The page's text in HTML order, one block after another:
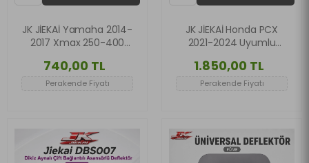
JK JİEKAİ Yamaha 2014-
2017 Xmax 250-400
(Siyah)
740,00 TL
Perakende Fiyatı
JK JİEKAİ Honda PCX
2021-2024 Uyumlu
GOLD
1.850,00 TL
Perakende Fiyatı